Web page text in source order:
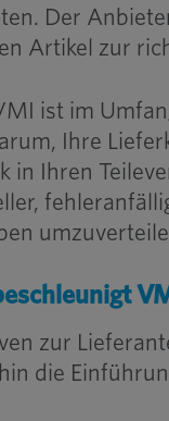
Der
Artikel zur
ist im
Ihre
in Ihren
zur
die